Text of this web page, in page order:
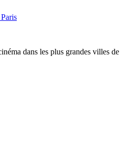
dans les plus grandes villes de